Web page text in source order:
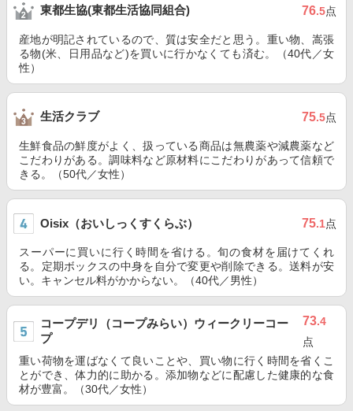
東都生協(東都生活協同組合) 76.5点
産地が明記されているので、質は安全だと思う。重い物、嵩張
る物(米、日用品など)を買いに行かなくても済む。（40代／女
性）
生活クラブ 75.5点
生鮮食品の鮮度がよく、扱っている商品は無農薬や減農薬など
こだわりがある。調味料など原材料にこだわりがあって信頼で
きる。（50代／女性）
Oisix（おいしっくすくらぶ） 75.1点
スーパーに買いに行く時間を省ける。旬の食材を届けてくれ
る。定期ボックスの中身を自分で変更や削除できる。送料が安
い。キャンセル料がかからない。（40代／男性）
コープデリ（コープみらい）ウィークリーコー
プ
73.4
点
重い荷物を運ばなくて良いことや、買い物に行く時間を省くこ
とができ、体力的に助かる。添加物などに配慮した健康的な食
材が豊富。（30代／女性）